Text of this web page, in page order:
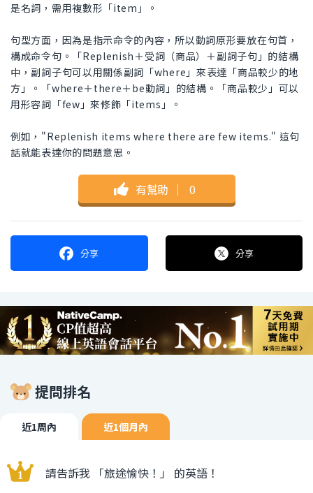
是名詞，需用複數形「item」。
句型方面，因為是指示命令的內容，所以動詞原形要放在句首，
構成命令句。「Replenish＋受詞（商品）＋副詞子句」的結構
中，副詞子句可以用關係副詞「where」來表達「商品較少的地
方」。「where＋there＋be動詞」的結構。「商品較少」可以
用形容詞「few」來修飾「items」。
例如，"Replenish items where there are few items." 這句
話就能表達你的問題意思。
有幫助 ｜ 0
分享 分享
提問排名
近1周內 近1個月內
請告訴我 「旅途愉快！」 的英語！